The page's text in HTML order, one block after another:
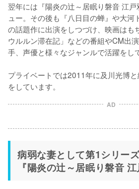
翌年には『陽炎の辻～居眠り磐音 江
ュー。その後も『八日目の蝉』や大河
の話題作に出演をしつづけ、映画はも
ウルルン滞在記」などの番組やCM出
手、声優と様々なジャンルで活躍をし
プライベートでは2011年に及川光博
をしています。
AD
病弱な妻として第1シリー
『陽炎の辻～居眠り磐音 江